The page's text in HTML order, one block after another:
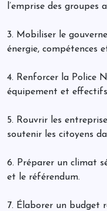
l’emprise des groupes
3. Mobiliser le
énergie, compétences
4. Renforcer la Police
équipement et effectifs
5. Rouvrir les
soutenir les citoyens
6. Préparer un climat
et le référendum.
7. Élaborer un budget